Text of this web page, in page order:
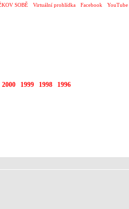
SOBĚ Virtuální prohlídka Facebook YouTube
2000 1999 1998 1996